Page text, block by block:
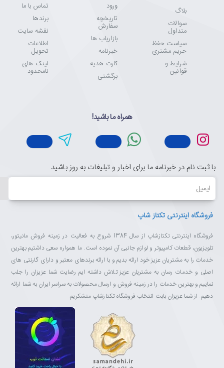
بلاگ
سوالات
متداول
سیاست حفظ
حریم مشتری
شرایط و
قوانین
ورود
تاریخچه
سفارش
بازاریاب ها
خبرنامه
کارت هدیه
برگشتی
تماس با ما
برندها
نقشه سایت
اطلاعات
تحویل
لینک های
نامحدود
همراه ما باشید!
با ثبت نام در خبرنامه ما برای اخبار و تبلیغات به روز باشید
ایمیل
فروشگاه اینترنتی تکتاز شاپ
فروشگاه اینترنتی تکتازشاپ از سال 1384 شروع به فعالیت در زمینه فروش مانیتور،
تلویزیون، قطعات کامپیوتر و لوازم جانبی آن نموده است. ما همواره سعی داشتیم بهترین
خدمات را به مشتریان عزیز خود ارائه بدیم و با ارائه برندهای معتبر و دارای گارنتی های
اصلی و خدمات رسان به مشتریان عزیز تلاش داشته ایم رضایت شما عزیزان را جلب
نماییم و بهترین خدمات را در زمینه فروش و ارسال محصولات به سراسر ایران به شما ارائه
دهیم. از شما عزیزان بابت انتخاب فروشگاه تکتازشاپ متشکریم.